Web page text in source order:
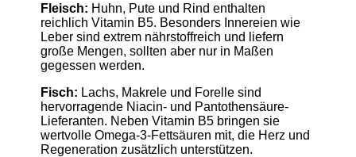
Fleisch: Huhn, Pute und Rind enthalten
reichlich Vitamin B5. Besonders Innereien wie
Leber sind extrem nährstoffreich und liefern
große Mengen, sollten aber nur in Maßen
gegessen werden.
Fisch: Lachs, Makrele und Forelle sind
hervorragende Niacin- und Pantothensäure-
Lieferanten. Neben Vitamin B5 bringen sie
wertvolle Omega-3-Fettsäuren mit, die Herz und
Regeneration zusätzlich unterstützen.